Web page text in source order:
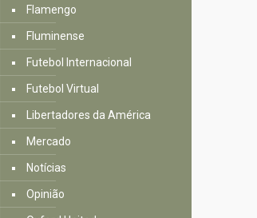
Flamengo
Fluminense
Futebol Internacional
Futebol Virtual
Libertadores da América
Mercado
Notícias
Opinião